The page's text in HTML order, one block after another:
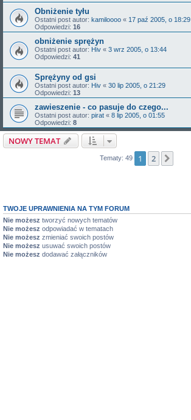
Obniżenie tyłu
Ostatni post autor: kamiloooo « 17 paź 2005, o 18:29
Odpowiedzi: 16
obniżenie sprężyn
Ostatni post autor: Hiv « 3 wrz 2005, o 13:44
Odpowiedzi: 41
Sprężyny od gsi
Ostatni post autor: Hiv « 30 lip 2005, o 21:29
Odpowiedzi: 13
zawieszenie - co pasuje do czego...
Ostatni post autor: pirat « 8 lip 2005, o 01:55
Odpowiedzi: 8
NOWY TEMAT
Tematy: 49 1 2
TWOJE UPRAWNIENIA NA TYM FORUM
Nie możesz tworzyć nowych tematów
Nie możesz odpowiadać w tematach
Nie możesz zmieniać swoich postów
Nie możesz usuwać swoich postów
Nie możesz dodawać załączników